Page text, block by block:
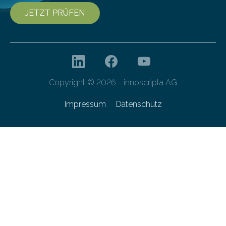
JETZT PRÜFEN
Copyright © 2026 - innoscripta AG
Impressum Datenschutz